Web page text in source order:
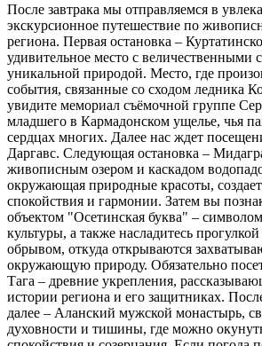
После завтрака мы отправляемся в
экскурсионное путешествие по
региона. Первая остановка –
удивительное место с величественными
уникальной природой. Место, где
события, связанные со сходом ледника
увидите мемориал съёмочной группе
младшего в Кармадонском ущелье, чья
сердцах многих. Далее нас ждет
Даргавс. Следующая остановка –
живописным озером и каскадом
окружающая природные красоты,
спокойствия и гармонии. Затем вы
объектом "Осетинская буква" –
культуры, а также насладитесь
обрывом, откуда открываются
окружающую природу. Обязательно
Тага – древние укрепления,
истории региона и его защитниках.
далее – Аланский мужской монастырь,
духовности и тишины, где можно